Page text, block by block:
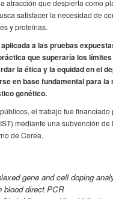
atracción que despierta como
satisfacer la necesidad de
y proteínas.
a las pruebas
que superaría los
la ética y la equidad en el
en base fundamental para
genético.
el trabajo fue
mediante una subvención
de Corea.
gene and cell doping
blood direct PCR